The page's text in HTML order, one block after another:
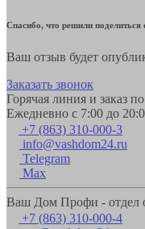
Спасибо, что решили
Ваш отзыв будет
Заказать звонок
Горячая линия и заказ
Ежедневно с 7:00 до
+7 (863) 310-000-3
info@vashdom24.ru
Telegram
Max
Ваш Дом Профи - отдел
+7 (863) 310-000-4